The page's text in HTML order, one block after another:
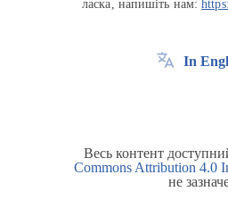
ласка, напишіть нам:
In
Весь контент
Commons Attribution 4.0
не